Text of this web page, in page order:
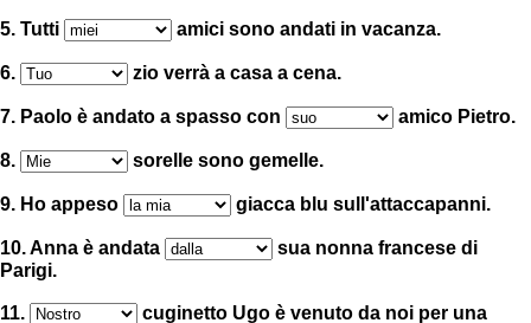
5. Tutti amici sono andati in vacanza.
6. zio verrà a casa a cena.
7. Paolo è andato a spasso con amico Pietro.
8. sorelle sono gemelle.
9. Ho appeso giacca blu sull'attaccapanni.
10. Anna è andata
sua nonna francese di
Parigi.
11.
cuginetto Ugo è venuto da noi per una